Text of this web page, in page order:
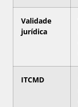
Validade
jurídica
ITCMD